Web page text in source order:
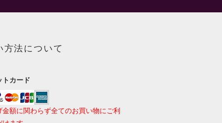
方法について
トカード
金額に関わらず全てのお買い物にご利